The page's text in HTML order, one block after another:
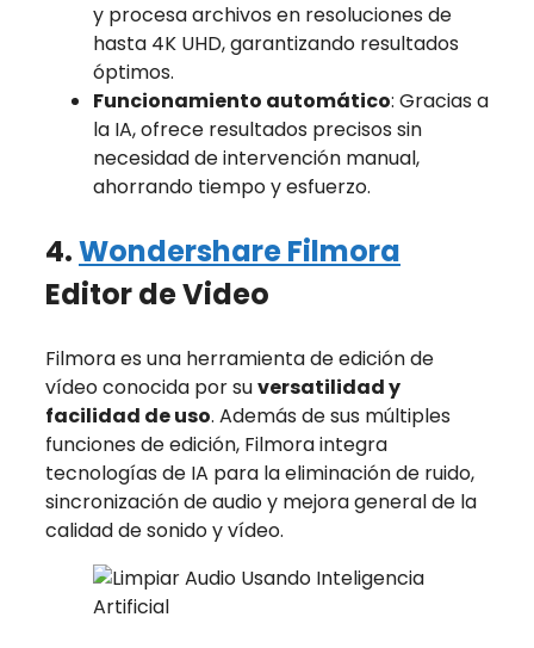
y procesa archivos en resoluciones de
hasta 4K UHD, garantizando resultados
óptimos.
Funcionamiento automático: Gracias a
la IA, ofrece resultados precisos sin
necesidad de intervención manual,
ahorrando tiempo y esfuerzo.
4.Wondershare Filmora
Editor de Video
Filmora es una herramienta de edición de
vídeo conocida por suversatilidad y
facilidad de uso. Además de sus múltiples
funciones de edición, Filmora integra
tecnologías de IA para la eliminación de ruido,
sincronización de audio y mejora general de la
calidad de sonido y vídeo.